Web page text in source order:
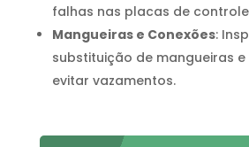
falhas nas placas de
Mangueiras e Conexões:
substituição de mangueiras
evitar vazamentos.